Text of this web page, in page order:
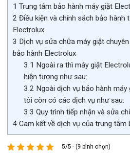
1 Trung tâm bảo hành máy giặt
2 Điều kiện và chính sách bảo hành
Electrolux
3 Dịch vụ sửa chữa máy giặt
bảo hành Electrolux
3.1 Ngoài ra thì máy giặt
hiện tượng như sau:
3.2 Ngoài dịch vụ bảo hành
tôi còn có các dịch vụ như sau:
3.3 Quy trình tiếp nhận và sửa
4 Cam kết về dịch vụ của trung tâm
5/5 - (9 bình chọn)